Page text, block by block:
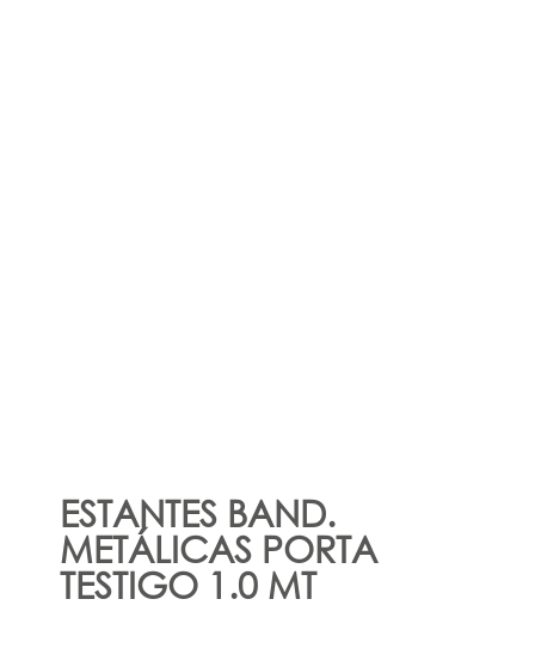
ESTANTES BAND.
METÁLICAS PORTA
TESTIGO 1.0 MT